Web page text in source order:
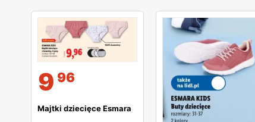
9 96
Majtki dziecięce Esmara